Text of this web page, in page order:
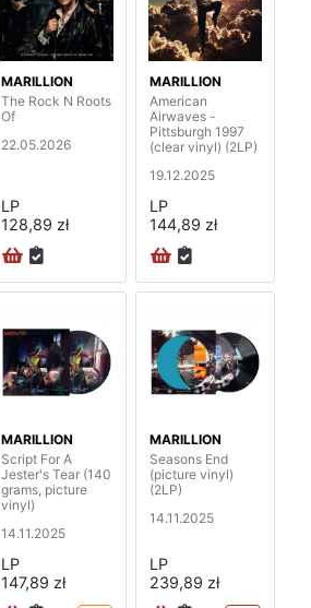
MARILLION
The Rock N Roots
Of
22.05.2026
LP
128,89 zł
MARILLION
American
Airwaves -
Pittsburgh 1997
(clear vinyl) (2LP)
19.12.2025
LP
144,89 zł
MARILLION
Script For A
Jester's Tear (140
grams, picture
vinyl)
14.11.2025
LP
147,89 zł
MARILLION
Seasons End
(picture vinyl)
(2LP)
14.11.2025
LP
239,89 zł